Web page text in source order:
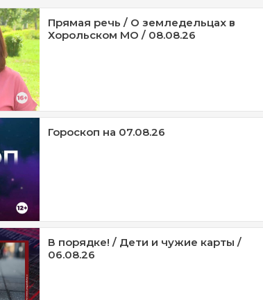
Прямая речь / О земледельцах в
Хорольском МО / 08.08.26
Гороскоп на 07.08.26
В порядке! / Дети и чужие карты /
06.08.26